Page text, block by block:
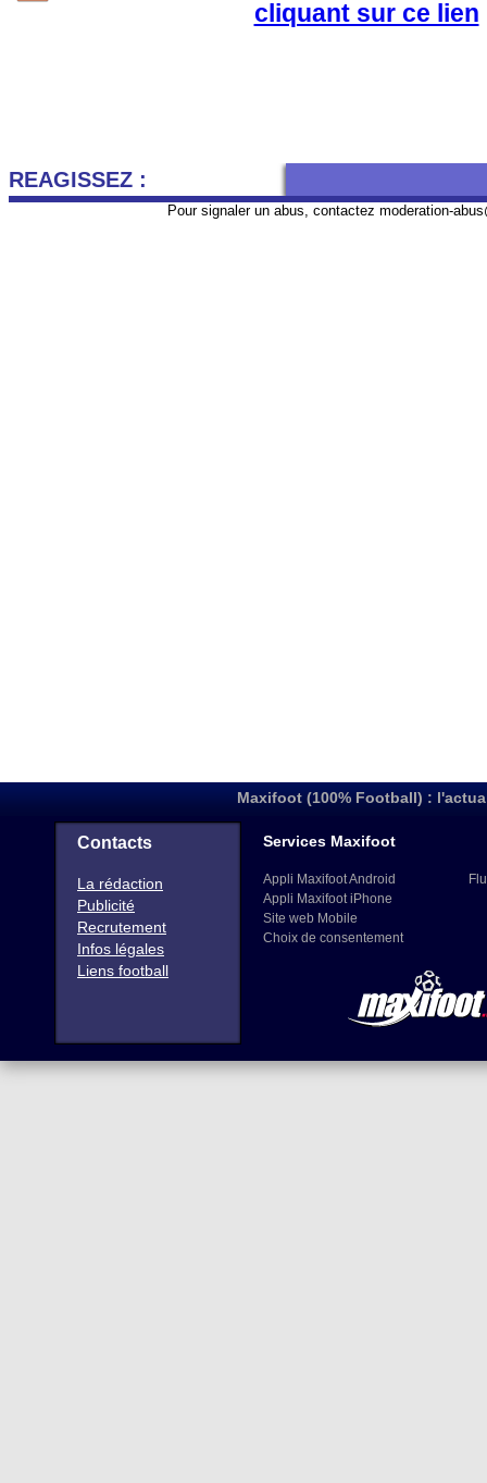
cliquant sur ce lien
REAGISSEZ :
Pour signaler un abus, contactez moderation-
Maxifoot (100% Football) :
Contacts
La rédaction
Publicité
Recrutement
Infos légales
Liens football
Services Maxifoot
Appli Maxifoot Android
Appli Maxifoot iPhone
Site web Mobile
Choix de consentement